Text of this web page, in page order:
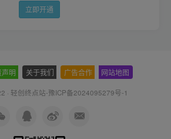
立即开通
声明 关于我们 广告合作 网站地图
· 轻创终点站-豫ICP备2024095279号-1